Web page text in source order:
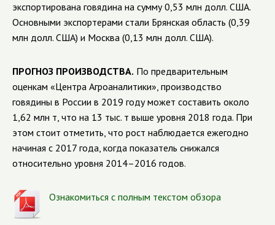
экспортирована говядина на сумму 0,53 млн долл. США.
Основными экспортерами стали Брянская область (0,39
млн долл. США) и Москва (0,13 млн долл. США).
ПРОГНОЗ ПРОИЗВОДСТВА. По предварительным
оценкам «Центра Агроаналитики», производство
говядины в России в 2019 году может составить около
1,62 млн т, что на 13 тыс. т выше уровня 2018 года. При
этом стоит отметить, что рост наблюдается ежегодно
начиная с 2017 года, когда показатель снижался
относительно уровня 2014–2016 годов.
Ознакомиться с полным текстом обзора